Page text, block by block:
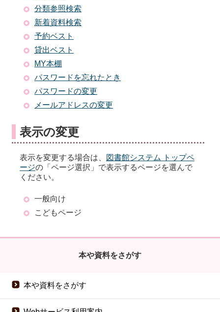
分類参照検索
新着資料検索
予約ベスト
貸出ベスト
MY本棚
パスワードを忘れたとき
パスワードの変更
メールアドレスの変更
表示の変更
表示を変更する場合は、
図書館システム トップペ
ージの「ページ選択」で表示するページを選んで
ください。
一般向け
こどもページ
本や資料をさがす
本や資料をさがす